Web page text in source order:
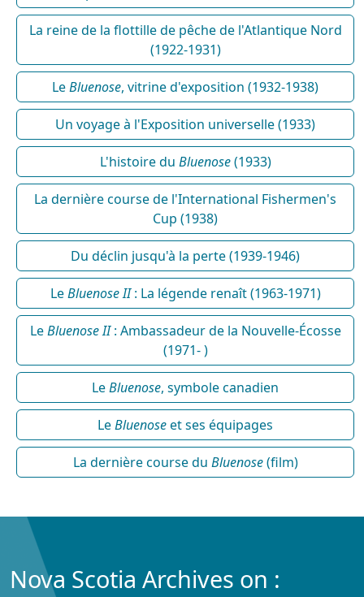
La reine de la flottille de pêche de l'Atlantique Nord
(1922-1931)
LeBluenose, vitrine d'exposition (1932-1938)
Un voyage à l'Exposition universelle (1933)
L'histoire du Bluenose(1933)
La dernière course de l'International Fishermen's
Cup (1938)
Du déclin jusqu'à la perte (1939-1946)
LeBluenose II: La légende renaît (1963-1971)
LeBluenose II: Ambassadeur de la Nouvelle-Écosse
(1971- )
LeBluenose, symbole canadien
LeBluenoseet ses équipages
La dernière course du Bluenose(film)
Nova Scotia Archives on :